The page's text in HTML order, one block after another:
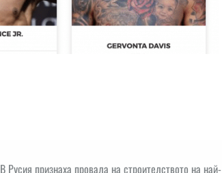
В Русия признаха провала на строителството на най-